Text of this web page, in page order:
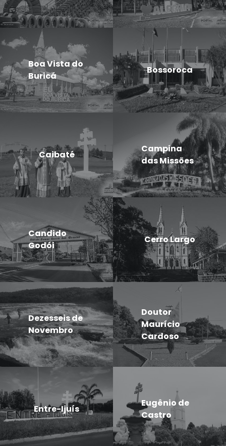
Boa Vista do
Buricá
Bossoroca
Caibaté
Campina
das Missões
Candido
Godói
Cerro Largo
Dezesseis de
Novembro
Doutor
Maurício
Cardoso
Entre-Ijuís
Eugênio de
Castro